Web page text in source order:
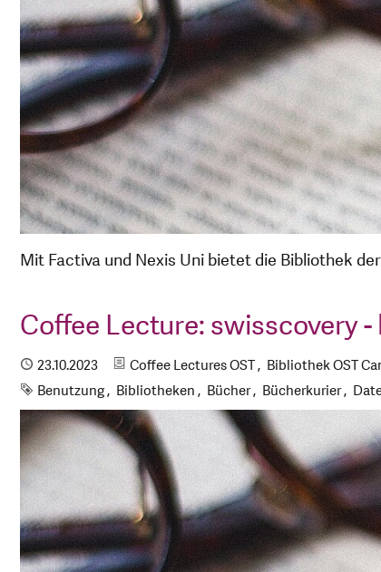
Mit Factiva und Nexis Uni bietet die Bibliothek
Coffee Lecture: swisscovery
Publiziert
23.10.2023 Kategorien
Coffee Lectures OST Bibliothek OST
Schlagworte
Benutzung Bibliotheken Bücher Bücherkurier